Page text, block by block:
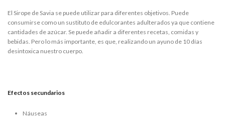
El Sirope de Savia se puede utilizar para diferentes objetivos. Puede
consumirse como un sustituto de edulcorantes adulterados ya que contiene
cantidades de azúcar. Se puede añadir a diferentes recetas, comidas y
bebidas. Pero lo más importante, es que, realizando un ayuno de 10 días
desintoxica nuestro cuerpo.
Efectos secundarios
Náuseas